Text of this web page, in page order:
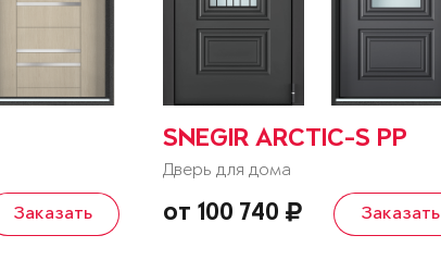
Заказать
SNEGIR ARCTIC-S PP
Дверь для дома
от 100 740 Заказать